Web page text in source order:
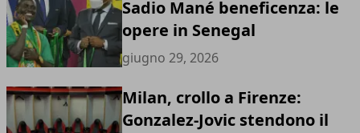
Sadio Mané beneficenza: le
opere in Senegal
giugno 29, 2026
Milan, crollo a Firenze:
Gonzalez-Jovic stendono il